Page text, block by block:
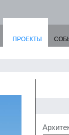
ПРОЕКТЫ